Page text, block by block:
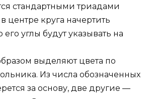
стандартными триадами
центре круга начертить
его углы будут указывать на
выделяют цвета по
Из числа обозначенных
за основу, две другие —